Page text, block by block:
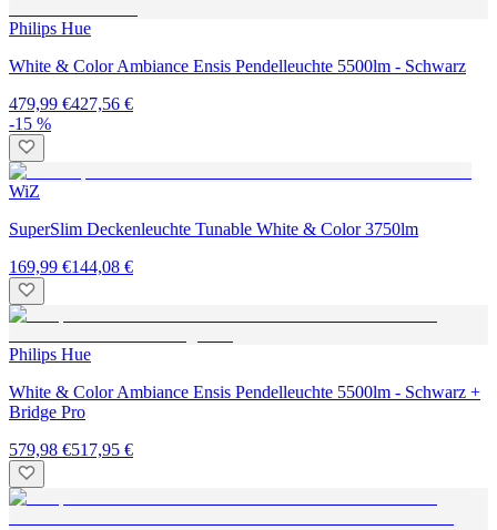
Philips Hue
White & Color Ambiance Ensis Pendelleuchte 5500lm - Schwarz
479,99 €427,56 €
-15 %
WiZ
SuperSlim Deckenleuchte Tunable White & Color 3750lm
169,99 €144,08 €
Philips Hue
White & Color Ambiance Ensis Pendelleuchte 5500lm - Schwarz +
Bridge Pro
579,98 €517,95 €